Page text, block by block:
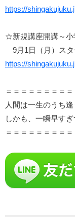
https://
☆新規講座開講～小
9月1日（月）スタ
https://
＝＝＝＝＝＝＝＝
人間は一生のうち
しかも、一瞬早すぎ
＝＝＝＝＝＝＝＝